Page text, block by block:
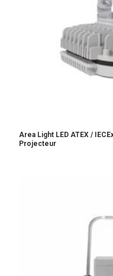
Area Light LED ATEX /
Projecteur